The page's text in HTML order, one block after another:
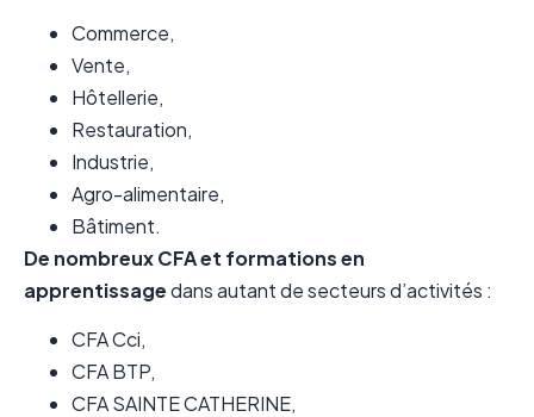
Commerce,
Vente,
Hôtellerie,
Restauration,
Industrie,
Agro-alimentaire,
Bâtiment.
De nombreux CFA et formations en
apprentissagedans autant de secteurs d’activités :
CFA Cci,
CFA BTP,
CFA SAINTE CATHERINE,